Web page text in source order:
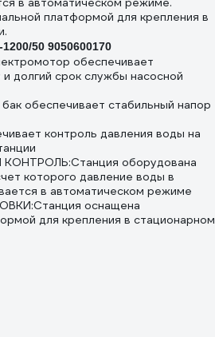
платформой для крепления в
50 9050600170
обеспечивает
долгий срок службы насосной
обеспечивает стабильный напор
контроль давления воды на
оборудована
которого давление воды в
в автоматическом режиме
оснащена
для крепления в стационарном